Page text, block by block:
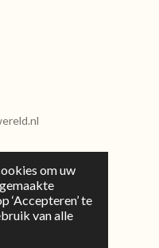
om uw
‘Accepteren’ te
van alle
P
i
n
n
D
e
l
e